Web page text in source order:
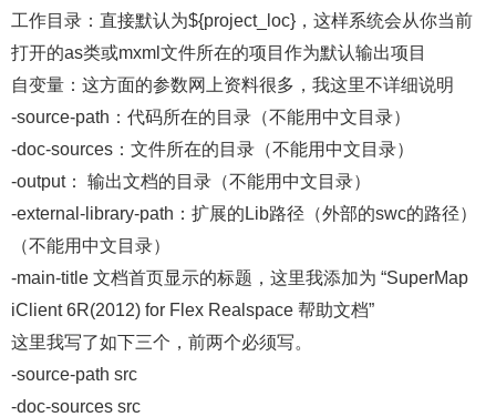
工作目录：直接默认为${project_loc}，这样系统会从你当前
打开的as类或mxml文件所在的项目作为默认输出项目
自变量：这方面的参数网上资料很多，我这里不详细说明
-source-path：代码所在的目录（不能用中文目录）
-doc-sources：文件所在的目录（不能用中文目录）
-output： 输出文档的目录（不能用中文目录）
-external-library-path：扩展的Lib路径（外部的swc的路径）
（不能用中文目录）
-main-title 文档首页显示的标题，这里我添加为 “SuperMap
iClient 6R(2012) for Flex Realspace 帮助文档”
这里我写了如下三个，前两个必须写。
-source-path src
-doc-sources src